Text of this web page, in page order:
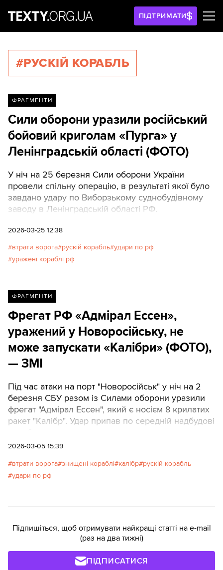
ПІДТРИМАТИ
#РУСКІЙ КОРАБЛЬ
ФРАГМЕНТИ
Сили оборони уразили російський
бойовий криголам «Пурга» у
Ленінградській області (ФОТО)
У ніч на 25 березня Сили оборони України
провели спільну операцію, в результаті якої було
завдано удару по Виборзькому суднобудівному
заводу в Ленінградській області РФ.
2026-03-25 12:38
втрати ворога рускій корабль удари по рф
уражені кораблі рф
ФРАГМЕНТИ
Фрегат РФ «Адмірал Ессен»,
уражений у Новоросійську, не
може запускати «Калібри» (ФОТО),
— ЗМІ
Під час атаки на порт "Новоросійськ" у ніч на 2
березня СБУ разом із Силами оборони уразили
фрегат "Адмірал Ессен", який є носієм 8 крилатих
ракет "Калібр". Удар припав по середній надбудові
2026-03-05 15:39
втрати ворога знищені кораблі калібр рускій корабль
удари по рф
Підпишіться, щоб отримувати найкращі статті на e-mail
(раз на два тижні)
ПІДПИСАТИСЯ